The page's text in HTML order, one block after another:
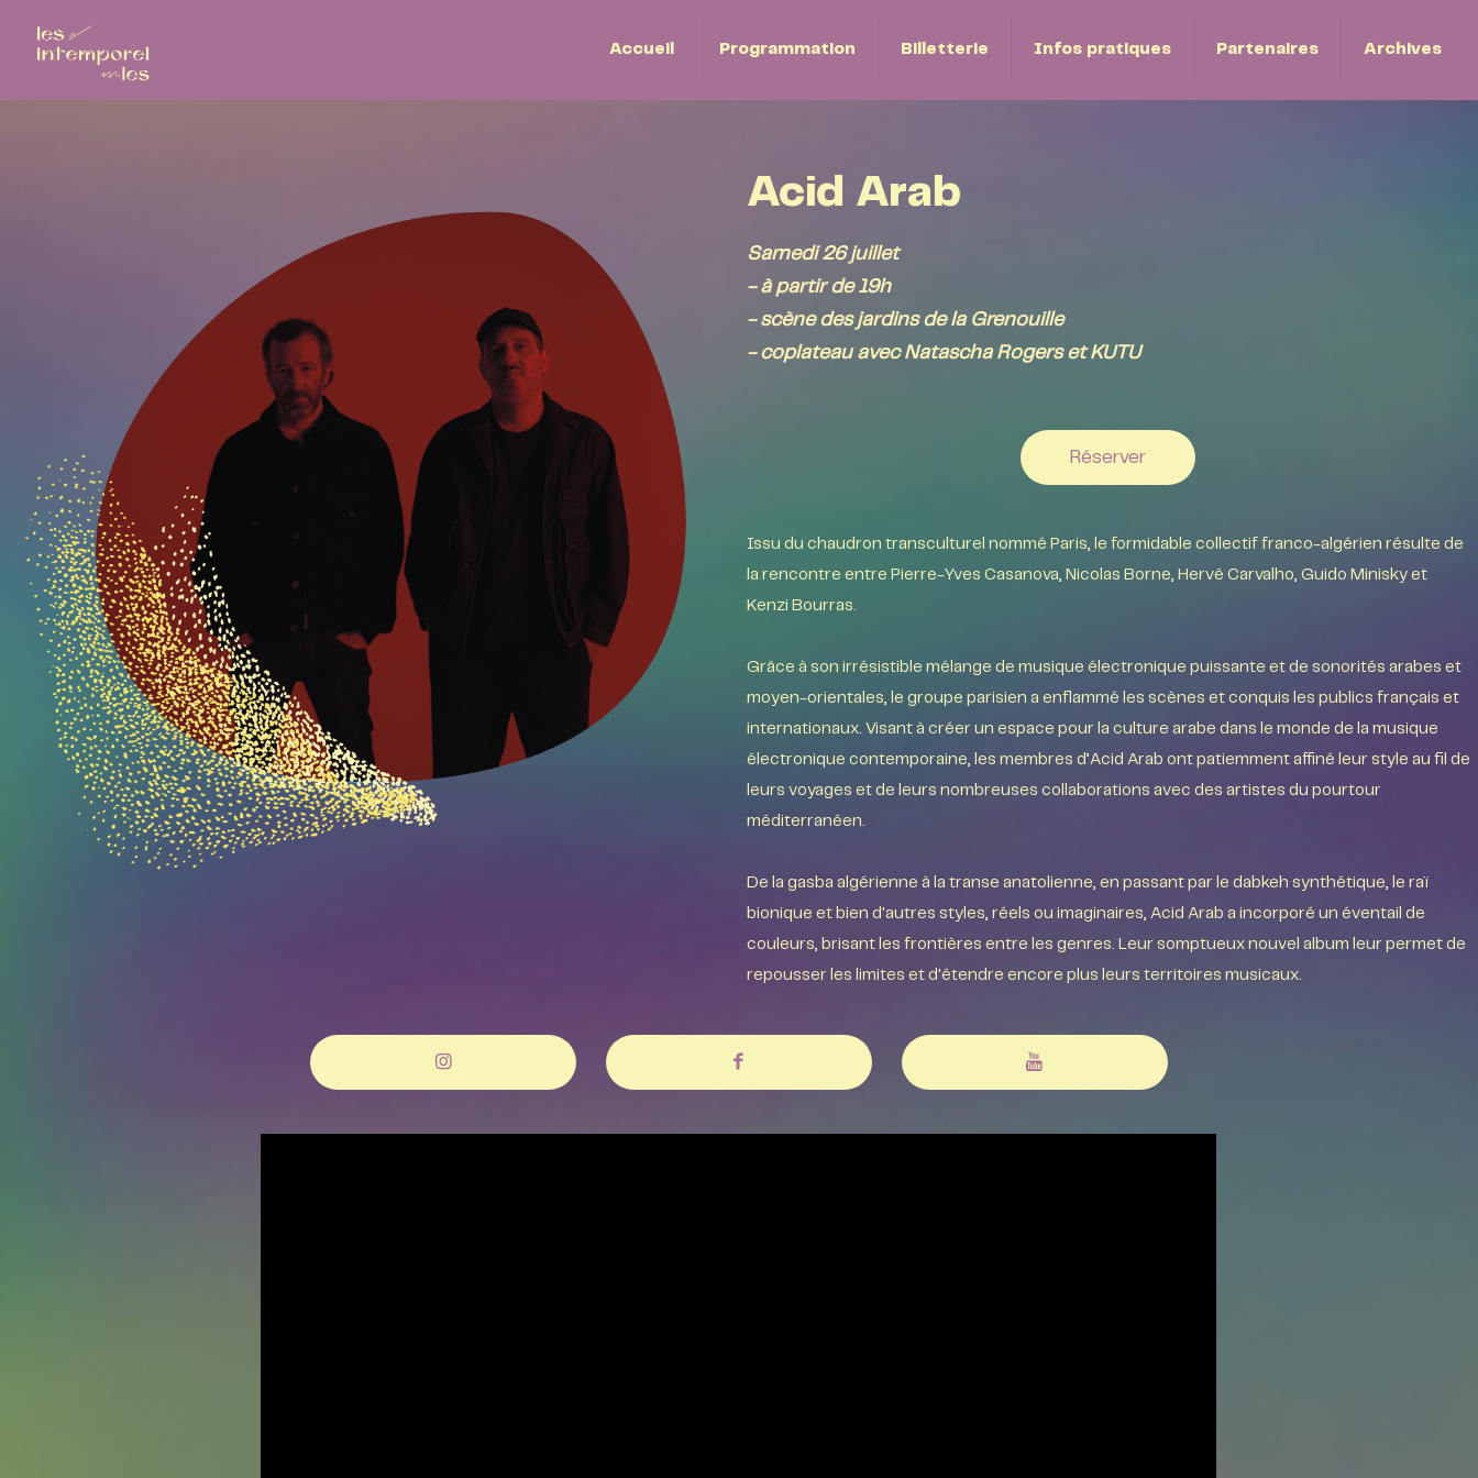
Accueil Programmation Billetterie Infos pratiques Partenaires Archives
Acid Arab
Samedi 26 juillet
- à partir de 19h
- scène des jardins de la Grenouille
- coplateau avec Natascha Rogers et KUTU
Réserver
Issu du chaudron transculturel nommé Paris, le formidable collectif franco-algérien résulte de
la rencontre entre Pierre-Yves Casanova, Nicolas Borne, Hervé Carvalho, Guido Minisky et
Kenzi Bourras.
Grâce à son irrésistible mélange de musique électronique puissante et de sonorités arabes et
moyen-orientales, le groupe parisien a enflammé les scènes et conquis les publics français et
internationaux. Visant à créer un espace pour la culture arabe dans le monde de la musique
électronique contemporaine, les membres d’Acid Arab ont patiemment affiné leur style au fil de
leurs voyages et de leurs nombreuses collaborations avec des artistes du pourtour
méditerranéen.
De la gasba algérienne à la transe anatolienne, en passant par le dabkeh synthétique, le raï
bionique et bien d'autres styles, réels ou imaginaires, Acid Arab a incorporé un éventail de
couleurs, brisant les frontières entre les genres. Leur somptueux nouvel album leur permet de
repousser les limites et d'étendre encore plus leurs territoires musicaux.